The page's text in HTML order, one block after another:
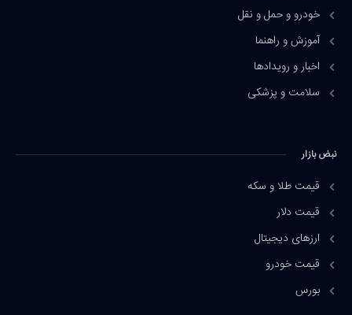
خودرو و حمل و نقل
آموزش و راهنما
اخبار و رویدادها
سلامت و پزشکی
نبض بازار
قیمت طلا و سکه
قیمت دلار
ارزهای دیجیتال
قیمت خودرو
بورس